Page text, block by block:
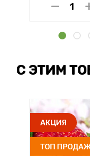
С ЭТИМ
АКЦИЯ
ТОП